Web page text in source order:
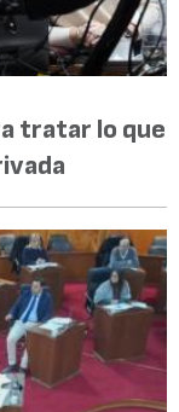
tratar lo que